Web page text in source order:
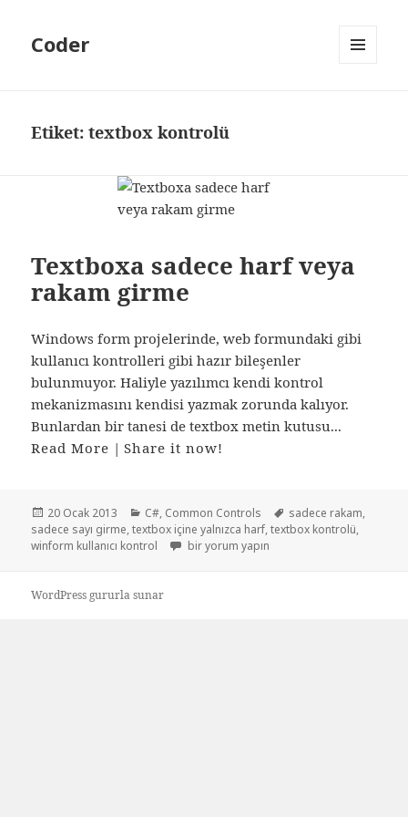
Coder
Etiket:textbox kontrolü
Textboxa sadece harf veya
rakam girme
Windows form projelerinde, web formundaki gibi
kullanıcı kontrolleri gibi hazır bileşenler
bulunmuyor. Haliyle yazılımcı kendi kontrol
mekanizmasını kendisi yazmak zorunda kalıyor.
Bunlardan bir tanesi de textbox metin kutusu...
Read More |Share it now!
Yayın
tarihi
20 Ocak 2013 Kategoriler
C#, Common Controls Etiketler
sadece rakam,
sadece sayı girme,textbox içine yalnızca harf,textbox kontrolü,
winform kullanıcı kontrol
Textboxa sadece harf veya rakam girme
bir yorum yapın
WordPress gururla sunar